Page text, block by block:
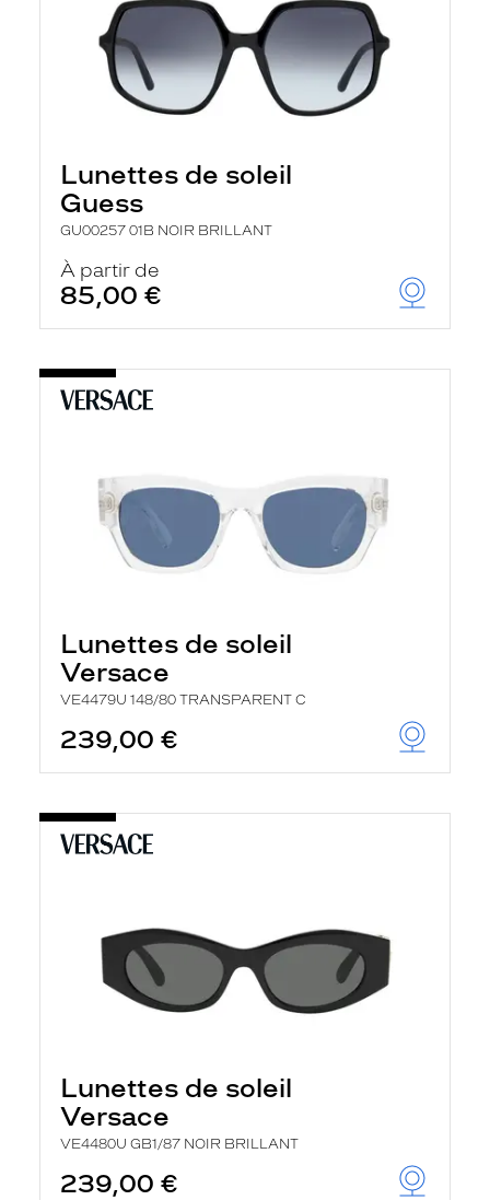
Lunettes de soleil
Guess
GU00257 01B NOIR BRILLANT
À partir de
85,00 €
Lunettes de soleil
Versace
VE4479U 148/80 TRANSPARENT C
239,00 €
Lunettes de soleil
Versace
VE4480U GB1/87 NOIR BRILLANT
239,00 €